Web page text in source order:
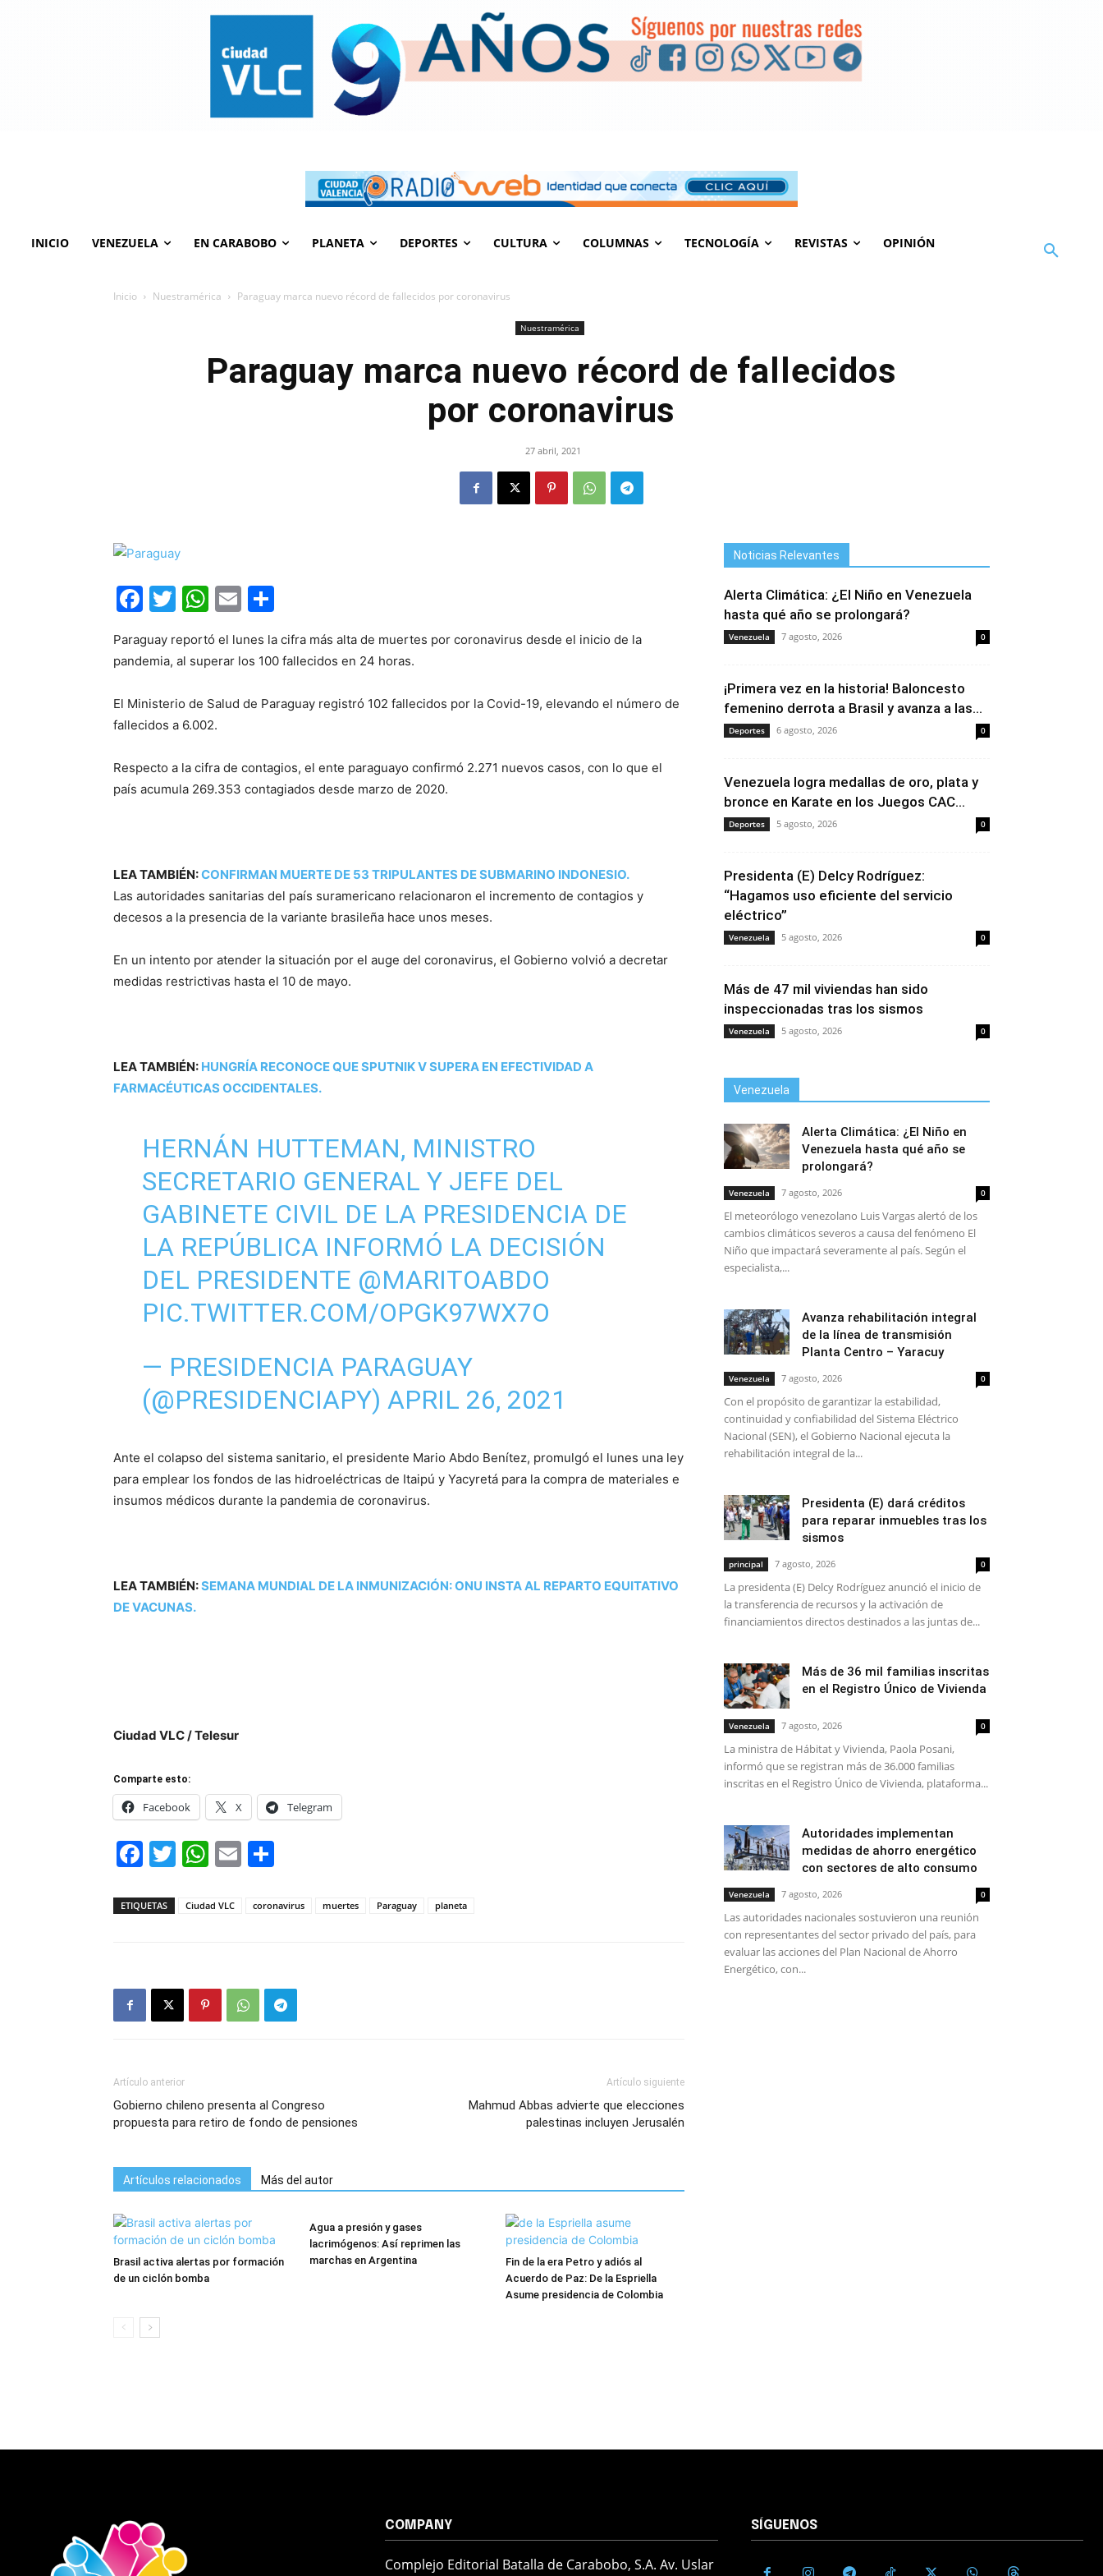
INICIO VENEZUELA EN CARABOBO PLANETA DEPORTES CULTURA COLUMNAS TECNOLOGÍA REVISTAS OPINIÓN
Inicio Nuestramérica Paraguay marca nuevo récord de fallecidos por coronavirus
Nuestramérica
Paraguay marca nuevo récord de fallecidos
por coronavirus
27 abril, 2021
Facebook
Twitter
WhatsApp
Email
Paraguay reportó el lunes la cifra más alta de muertes por coronavirus desde el inicio de la
pandemia, al superar los 100 fallecidos en 24 horas.
El Ministerio de Salud de Paraguay registró 102 fallecidos por la Covid-19, elevando el número de
fallecidos a 6.002.
Respecto a la cifra de contagios, el ente paraguayo confirmó 2.271 nuevos casos, con lo que el
país acumula 269.353 contagiados desde marzo de 2020.
LEA TAMBIÉN:CONFIRMAN MUERTE DE 53 TRIPULANTES DE SUBMARINO INDONESIO.
Las autoridades sanitarias del país suramericano relacionaron el incremento de contagios y
decesos a la presencia de la variante brasileña hace unos meses.
En un intento por atender la situación por el auge del coronavirus, el Gobierno volvió a decretar
medidas restrictivas hasta el 10 de mayo.
LEA TAMBIÉN: HUNGRÍA RECONOCE QUE SPUTNIK V SUPERA EN EFECTIVIDAD A
FARMACÉUTICAS OCCIDENTALES.
HERNÁN HUTTEMAN, MINISTRO
SECRETARIO GENERAL Y JEFE DEL
GABINETE CIVIL DE LA PRESIDENCIA DE
LA REPÚBLICA INFORMÓ LA DECISIÓN
DEL PRESIDENTE @MARITOABDO
PIC.TWITTER.COM/OPGK97WX7O
— PRESIDENCIA PARAGUAY
(@PRESIDENCIAPY) APRIL 26, 2021
Ante el colapso del sistema sanitario, el presidente Mario Abdo Benítez, promulgó el lunes una ley
para emplear los fondos de las hidroeléctricas de Itaipú y Yacyretá para la compra de materiales e
insumos médicos durante la pandemia de coronavirus.
LEA TAMBIÉN:SEMANA MUNDIAL DE LA INMUNIZACIÓN: ONU INSTA AL REPARTO EQUITATIVO
DE VACUNAS.
Ciudad VLC / Telesur
Comparte esto:
Facebook X Telegram
Facebook
Twitter
WhatsApp
Email
ETIQUETAS Ciudad VLC coronavirus muertes Paraguay planeta
Artículo anterior
Gobierno chileno presenta al Congreso
propuesta para retiro de fondo de pensiones
Artículo siguiente
Mahmud Abbas advierte que elecciones
palestinas incluyen Jerusalén
Artículos relacionados Más del autor
Brasil activa alertas por formación
de un ciclón bomba
Agua a presión y gases
lacrimógenos: Así reprimen las
marchas en Argentina
Fin de la era Petro y adiós al
Acuerdo de Paz: De la Espriella
Asume presidencia de Colombia
Noticias Relevantes
Alerta Climática: ¿El Niño en Venezuela
hasta qué año se prolongará?
Venezuela 7 agosto, 2026 0
¡Primera vez en la historia! Baloncesto
femenino derrota a Brasil y avanza a las...
Deportes 6 agosto, 2026 0
Venezuela logra medallas de oro, plata y
bronce en Karate en los Juegos CAC...
Deportes 5 agosto, 2026 0
Presidenta (E) Delcy Rodríguez:
“Hagamos uso eficiente del servicio
eléctrico”
Venezuela 5 agosto, 2026 0
Más de 47 mil viviendas han sido
inspeccionadas tras los sismos
Venezuela 5 agosto, 2026 0
Venezuela
Alerta Climática: ¿El Niño en
Venezuela hasta qué año se
prolongará?
Venezuela 7 agosto, 2026 0
El meteorólogo venezolano Luis Vargas alertó de los
cambios climáticos severos a causa del fenómeno El
Niño que impactará severamente al país. Según el
especialista,...
Avanza rehabilitación integral
de la línea de transmisión
Planta Centro – Yaracuy
Venezuela 7 agosto, 2026 0
Con el propósito de garantizar la estabilidad,
continuidad y confiabilidad del Sistema Eléctrico
Nacional (SEN), el Gobierno Nacional ejecuta la
rehabilitación integral de la...
Presidenta (E) dará créditos
para reparar inmuebles tras los
sismos
principal 7 agosto, 2026 0
La presidenta (E) Delcy Rodríguez anunció el inicio de
la transferencia de recursos y la activación de
financiamientos directos destinados a las juntas de...
Más de 36 mil familias inscritas
en el Registro Único de Vivienda
Venezuela 7 agosto, 2026 0
La ministra de Hábitat y Vivienda, Paola Posani,
informó que se registran más de 36.000 familias
inscritas en el Registro Único de Vivienda, plataforma...
Autoridades implementan
medidas de ahorro energético
con sectores de alto consumo
Venezuela 7 agosto, 2026 0
Las autoridades nacionales sostuvieron una reunión
con representantes del sector privado del país, para
evaluar las acciones del Plan Nacional de Ahorro
Energético, con...
COMPANY
Complejo Editorial Batalla de Carabobo, S.A. Av. Uslar
SÍGUENOS